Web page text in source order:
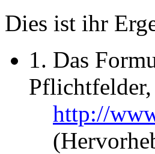
Dies ist ihr
1. Das
Pflichtfelder,
http://